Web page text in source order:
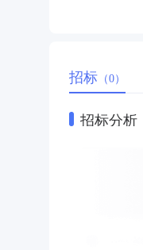
招标 （0）
招标分析